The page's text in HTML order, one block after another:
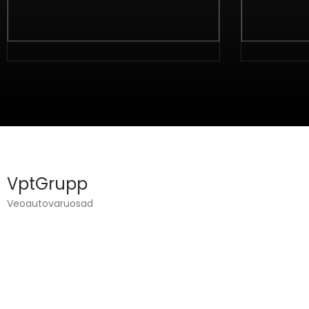
VptGrupp
Veoautovaruosad